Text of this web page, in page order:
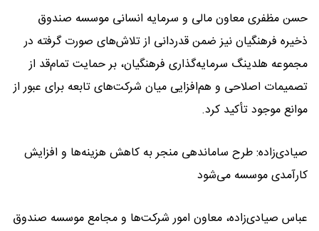
حسن مظفری معاون مالی و سرمایه انسانی موسسه صندوق
ذخیره فرهنگیان نیز ضمن قدردانی از تلاش‌های صورت گرفته در
مجموعه هلدینگ‌ سرمایه‌گذاری فرهنگیان، بر حمایت تمام‌قد از
تصمیمات اصلاحی و هم‌افزایی میان شرکت‌های تابعه برای عبور از
موانع موجود تأکید کرد.
صیادی‌زاده: طرح ساماندهی منجر به کاهش هزینه‌ها و افزایش
کارآمدی موسسه می‌شود
عباس صیادی‌زاده، معاون امور شرکت‌ها و مجامع موسسه صندوق